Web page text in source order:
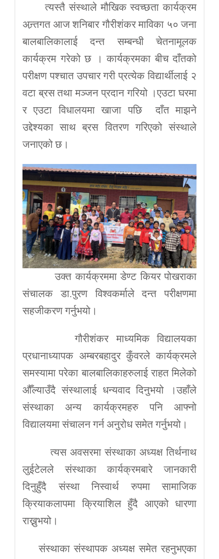
त्यस्तै संस्थाले मौखिक स्वच्छता कार्यक्रम
अन्र्तगत आज शनिबार गौरीशंकर माविका ५० जना
बालबालिकालाई दन्त सम्बन्धी चेतनामूलक
कार्यक्रम गरेको छ । कार्यक्रमका बीच दाँतको
परीक्षण पश्चात उपचार गरी प्रत्येक विद्यार्थीलाई २
वटा ब्रस तथा मञ्जन प्रदान गरियो ।एउटा घरमा
र एउटा विधालयमा खाजा पछि दाँत माझने
उद्देश्यका साथ ब्रस वितरण गरिएको संस्थाले
जनाएको छ।
उक्त कार्यक्रममा डेण्ट कियर पोखराका
संचालक डा.पुरण विश्वकर्माले दन्त परीक्षणमा
सहजीकरण गर्नुभयो।
गौरीशंकर माध्यमिक विद्यालयका
प्रधानाध्यापक अम्बरबहादुर कुँवरले कार्यक्रमले
समस्यामा परेका बालबालिकाहरुलाई राहत मिलेको
औँल्याउँदै संस्थालाई धन्यवाद दिनुभयो ।उहाँले
संस्थाका अन्य कार्यक्रमहरु पनि आफ्नो
विद्यालयमा संचालन गर्न अनुरोध समेत गर्नुभयो।
त्यस अवसरमा संस्थाका अध्यक्ष तिर्थनाथ
लुईटेलले संस्थाका कार्यक्रमबारे जानकारी
दिनुहुँदै संस्था निस्वार्थ रुपमा सामाजिक
क्रियाकलापमा क्रियाशिल हुँदै आएको धारणा
राख्नुभयो।
संस्थाका संस्थापक अध्यक्ष समेत रहनुभएका